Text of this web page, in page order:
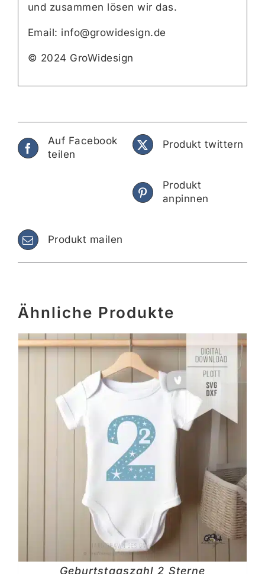
und zusammen lösen wir das.
Email: info@growidesign.de
© 2024 GroWidesign
Auf Facebook
teilen
Produkt twittern
Produkt
anpinnen
Produkt mailen
Ähnliche Produkte
Geburtstagszahl 2 Sterne